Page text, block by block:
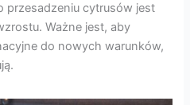
przesadzeniu cytrusów jest
Ważne jest, aby
do nowych warunków,